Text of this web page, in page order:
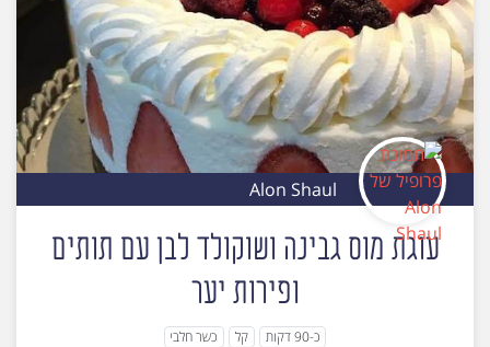
Alon Shaul
עוגת מוס גבינה ושוקולד לבן עם תותים
ופירות יער
כ-90 דקות קל כשר חלבי